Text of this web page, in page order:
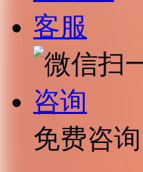
客服
咨询
免费咨询